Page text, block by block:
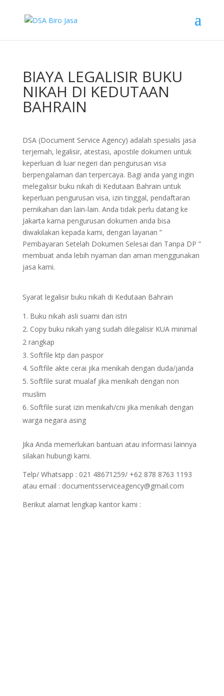
BIAYA LEGALISIR BUKU
NIKAH DI KEDUTAAN
BAHRAIN
DSA (Document Service Agency) adalah spesialis jasa
terjemah, legalisir, atestasi, apostile dokumen untuk
keperluan di luar negeri dan pengurusan visa
berpengalaman dan terpercaya. Bagi anda yang ingin
melegalisir buku nikah di Kedutaan Bahrain untuk
keperluan pengurusan visa, izin tinggal, pendaftaran
pernikahan dan lain-lain. Anda tidak perlu datang ke
Jakarta karna pengurusan dokumen anda bisa
diwakilakan kepada kami, dengan layanan ”
Pembayaran Setelah Dokumen Selesai dan Tanpa DP ”
membuat anda lebih nyaman dan aman menggunakan
jasa kami.
Syarat legalisir buku nikah di Kedutaan Bahrain
Buku nikah asli suami dan istri
Copy buku nikah yang sudah dilegalisir KUA minimal
2 rangkap
Softfile ktp dan paspor
Softfile akte cerai jika menikah dengan duda/janda
Softfile surat mualaf jika menikah dengan non
muslim
Softfile surat izin menikah/cni jika menikah dengan
warga negara asing
Jika Anda memerlukan bantuan atau informasi lainnya
silakan hubungi kami.
Telp/ Whatsapp : 021 48671259/ +62 878 8763 1193
atau email : documentsserviceagency@gmail.com
Berikut alamat lengkap kantor kami :